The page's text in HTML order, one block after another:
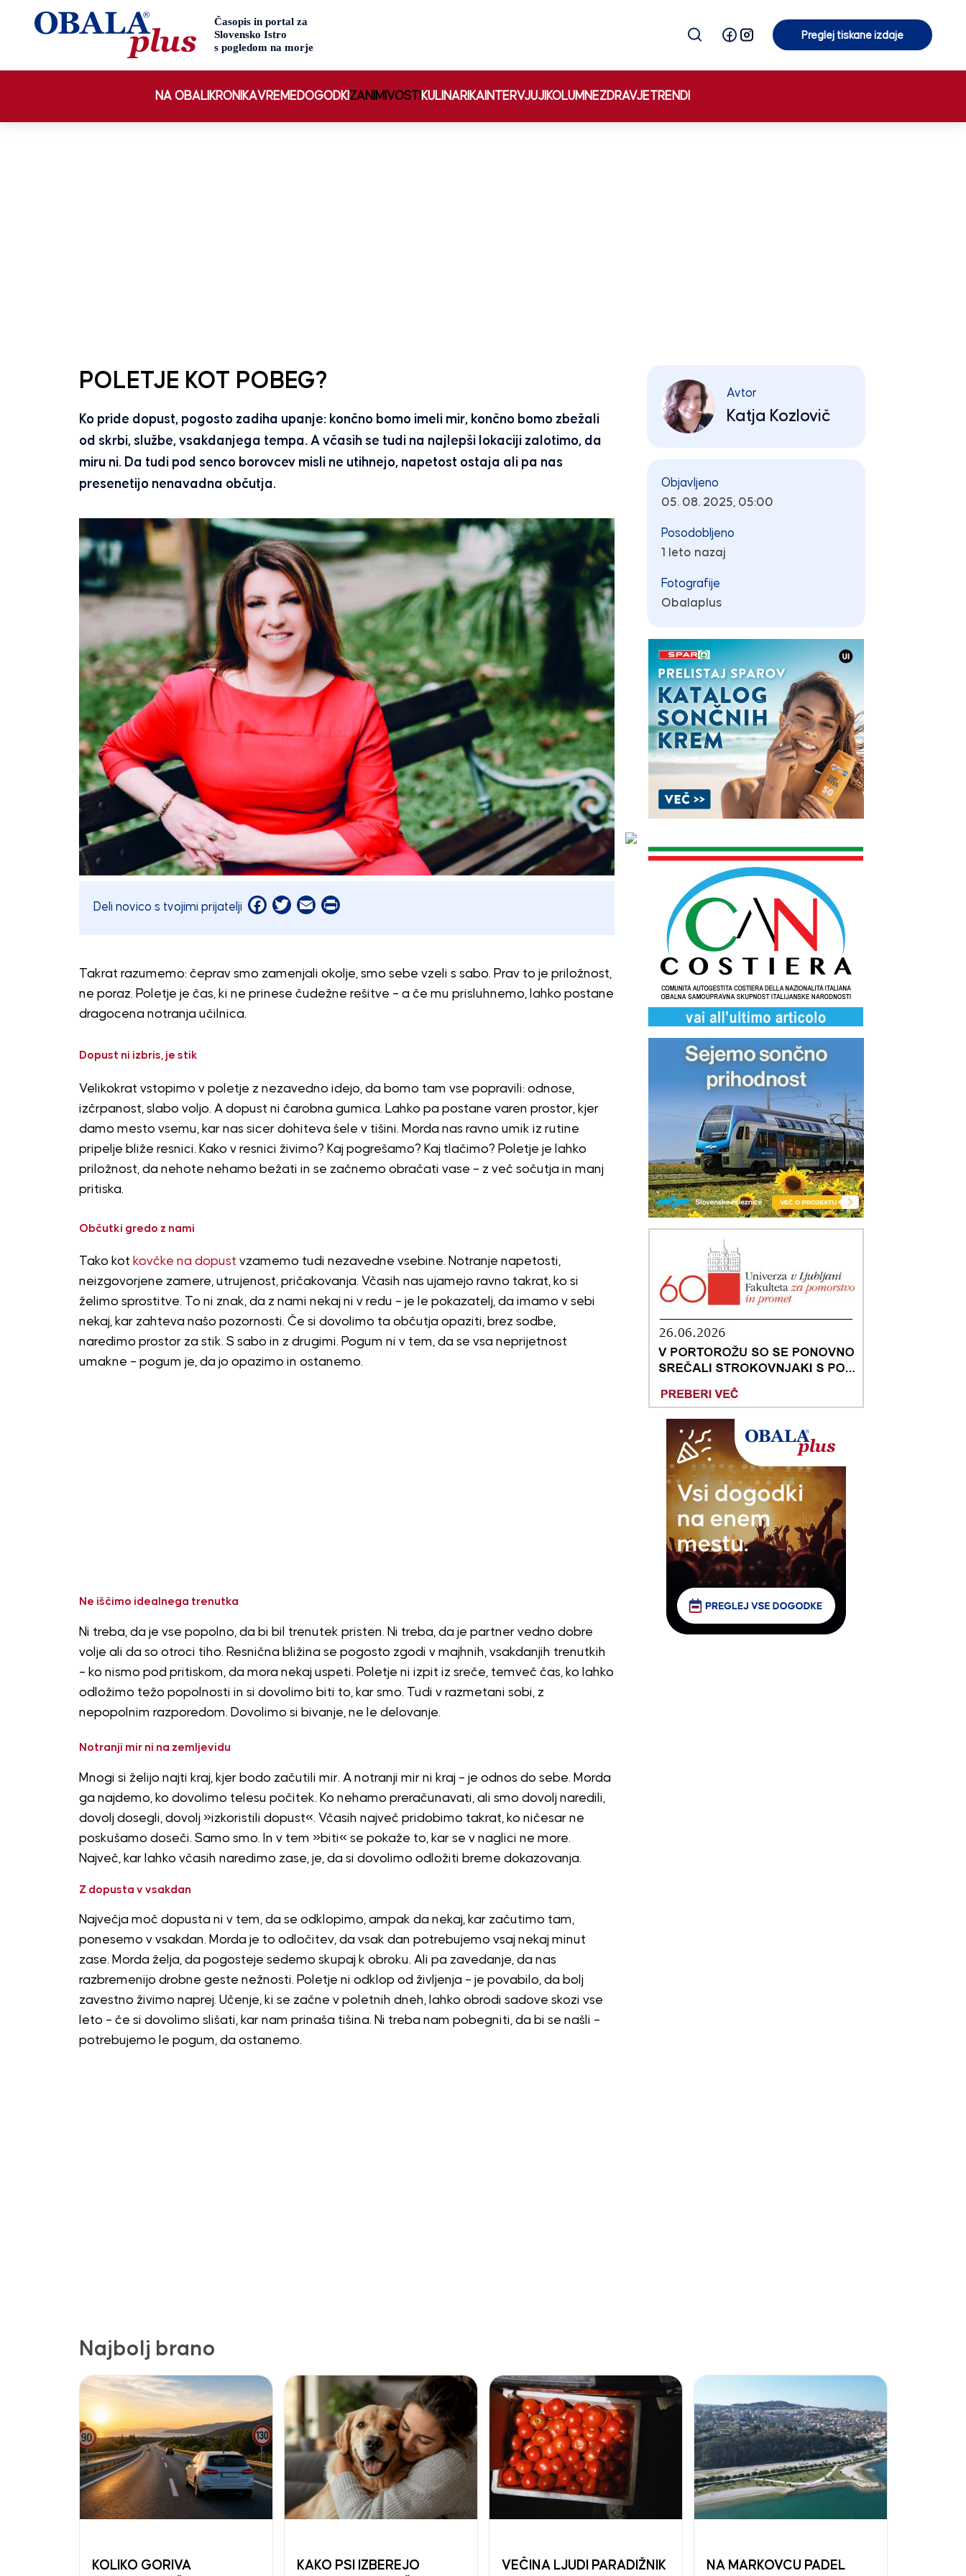
Preglej tiskane izdaje
NA OBALI KRONIKAVREMEDOGODKIZANIMIVOSTI KULINARIKA INTERVJUJI KOLUMNEZDRAVJETRENDI
POLETJE KOT POBEG?
Ko pride dopust, pogosto zadiha upanje: končno bomo imeli mir, končno bomo zbežali
od skrbi, službe, vsakdanjega tempa. A včasih se tudi na najlepši lokaciji zalotimo, da
miru ni. Da tudi pod senco borovcev misli ne utihnejo, napetost ostaja ali pa nas
presenetijo nenavadna občutja.
Deli novico s tvojimi prijatelji Facebook
Twitter
EmailPrint
Takrat razumemo: čeprav smo zamenjali okolje, smo sebe vzeli s sabo. Prav to je priložnost,
ne poraz. Poletje je čas, ki ne prinese čudežne rešitve – a če mu prisluhnemo, lahko postane
dragocena notranja učilnica.
Dopust ni izbris, je stik
Velikokrat vstopimo v poletje z nezavedno idejo, da bomo tam vse popravili: odnose,
izčrpanost, slabo voljo. A dopust ni čarobna gumica. Lahko pa postane varen prostor, kjer
damo mesto vsemu, kar nas sicer dohiteva šele v tišini. Morda nas ravno umik iz rutine
pripelje bliže resnici. Kako v resnici živimo? Kaj pogrešamo? Kaj tlačimo? Poletje je lahko
priložnost, da nehote nehamo bežati in se začnemo obračati vase – z več sočutja in manj
pritiska.
Občutki gredo z nami
Tako kot kovčke na dopust vzamemo tudi nezavedne vsebine. Notranje napetosti,
neizgovorjene zamere, utrujenost, pričakovanja. Včasih nas ujamejo ravno takrat, ko si
želimo sprostitve. To ni znak, da z nami nekaj ni v redu – je le pokazatelj, da imamo v sebi
nekaj, kar zahteva našo pozornosti. Če si dovolimo ta občutja opaziti, brez sodbe,
naredimo prostor za stik. S sabo in z drugimi. Pogum ni v tem, da se vsa neprijetnost
umakne – pogum je, da jo opazimo in ostanemo.
Ne iščimo idealnega trenutka
Ni treba, da je vse popolno, da bi bil trenutek pristen. Ni treba, da je partner vedno dobre
volje ali da so otroci tiho. Resnična bližina se pogosto zgodi v majhnih, vsakdanjih trenutkih
– ko nismo pod pritiskom, da mora nekaj uspeti. Poletje ni izpit iz sreče, temveč čas, ko lahko
odložimo težo popolnosti in si dovolimo biti to, kar smo. Tudi v razmetani sobi, z
nepopolnim razporedom. Dovolimo si bivanje, ne le delovanje.
Notranji mir ni na zemljevidu
Mnogi si želijo najti kraj, kjer bodo začutili mir. A notranji mir ni kraj – je odnos do sebe. Morda
ga najdemo, ko dovolimo telesu počitek. Ko nehamo preračunavati, ali smo dovolj naredili,
dovolj dosegli, dovolj »izkoristili dopust«. Včasih največ pridobimo takrat, ko ničesar ne
poskušamo doseči. Samo smo. In v tem »biti« se pokaže to, kar se v naglici ne more.
Največ, kar lahko včasih naredimo zase, je, da si dovolimo odložiti breme dokazovanja.
Z dopusta v vsakdan
Največja moč dopusta ni v tem, da se odklopimo, ampak da nekaj, kar začutimo tam,
ponesemo v vsakdan. Morda je to odločitev, da vsak dan potrebujemo vsaj nekaj minut
zase. Morda želja, da pogosteje sedemo skupaj k obroku. Ali pa zavedanje, da nas
razbremenijo drobne geste nežnosti. Poletje ni odklop od življenja – je povabilo, da bolj
zavestno živimo naprej. Učenje, ki se začne v poletnih dneh, lahko obrodi sadove skozi vse
leto – če si dovolimo slišati, kar nam prinaša tišina. Ni treba nam pobegniti, da bi se našli –
potrebujemo le pogum, da ostanemo.
Avtor
Katja Kozlovič
Objavljeno
05. 08. 2025, 05:00
Posodobljeno
1 leto nazaj
Fotografije
Obalaplus
Najbolj brano
KOLIKO GORIVA KAKO PSI IZBEREJO VEČINA LJUDI PARADIŽNIK NA MARKOVCU PADEL